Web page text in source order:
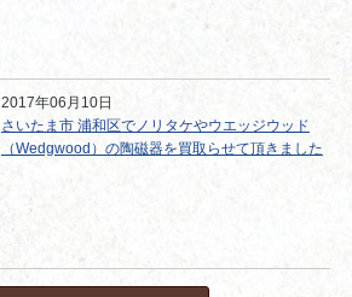
2017年06月10日
さいたま市 浦和区でノリタケやウエッジウッド
（Wedgwood）の陶磁器を買取らせて頂きました